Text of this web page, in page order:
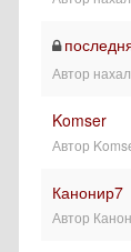
Автор
Komser
Автор
Канонир7
Автор